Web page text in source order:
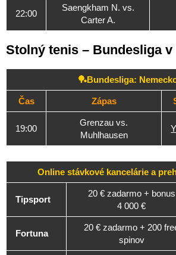
22:00
Saengkham N. vs.
Carter A.
Stolný tenis – Bundesliga v
🏓Bundesliga:
Čas Zápas
19:00
Grenzau vs.
Muhlhausen
Online stávkové kancelárie a
Tipsport
20 € zadarmo + bonus
4 000 €
Fortuna
20 € zadarmo + 200
spinov